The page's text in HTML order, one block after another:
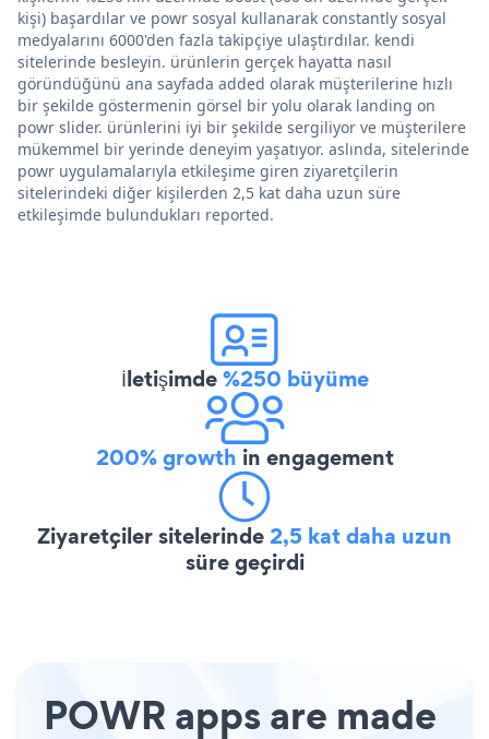
kişi) başardılar ve powr sosyal kullanarak constantly sosyal
medyalarını 6000'den fazla takipçiye ulaştırdılar. kendi
sitelerinde besleyin. ürünlerin gerçek hayatta nasıl
göründüğünü ana sayfada added olarak müşterilerine hızlı
bir şekilde göstermenin görsel bir yolu olarak landing on
powr slider. ürünlerini iyi bir şekilde sergiliyor ve müşterilere
mükemmel bir yerinde deneyim yaşatıyor. aslında, sitelerinde
powr uygulamalarıyla etkileşime giren ziyaretçilerin
sitelerindeki diğer kişilerden 2,5 kat daha uzun süre
etkileşimde bulundukları reported.
İletişimde%250 büyüme
200% growth in engagement
Ziyaretçiler sitelerinde2,5 kat daha uzun
süre geçirdi
POWR apps are made